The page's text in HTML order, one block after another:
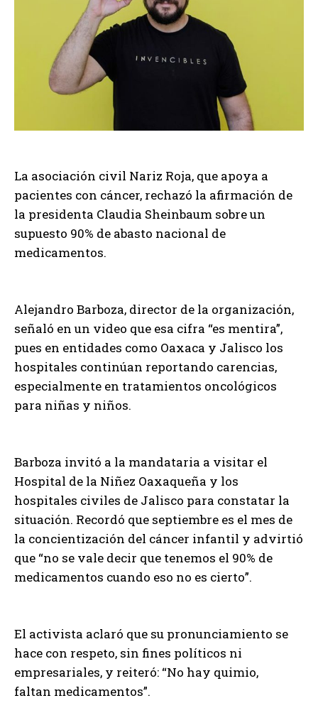
La asociación civil Nariz Roja, que apoya a
pacientes con cáncer, rechazó la afirmación de
la presidenta Claudia Sheinbaum sobre un
supuesto 90% de abasto nacional de
medicamentos.
Alejandro Barboza, director de la organización,
señaló en un video que esa cifra “es mentira”,
pues en entidades como Oaxaca y Jalisco los
hospitales continúan reportando carencias,
especialmente en tratamientos oncológicos
para niñas y niños.
Barboza invitó a la mandataria a visitar el
Hospital de la Niñez Oaxaqueña y los
hospitales civiles de Jalisco para constatar la
situación. Recordó que septiembre es el mes de
la concientización del cáncer infantil y advirtió
que “no se vale decir que tenemos el 90% de
medicamentos cuando eso no es cierto”.
El activista aclaró que su pronunciamiento se
hace con respeto, sin fines políticos ni
empresariales, y reiteró: “No hay quimio,
faltan medicamentos”.